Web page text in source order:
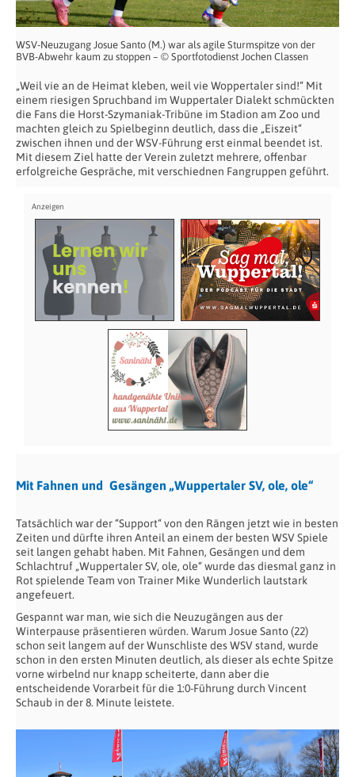
WSV-Neuzugang Josue Santo (M.) war als agile Sturmspitze von der
BVB-Abwehr kaum zu stoppen – © Sportfotodienst Jochen Classen
„Weil vie an de Heimat kleben, weil vie Woppertaler sind!“ Mit
einem riesigen Spruchband im Wuppertaler Dialekt schmückten
die Fans die Horst-Szymaniak-Tribüne im Stadion am Zoo und
machten gleich zu Spielbeginn deutlich, dass die „Eiszeit“
zwischen ihnen und der WSV-Führung erst einmal beendet ist.
Mit diesem Ziel hatte der Verein zuletzt mehrere, offenbar
erfolgreiche Gespräche, mit verschiednen Fangruppen geführt.
Mit Fahnen und Gesängen „Wuppertaler SV, ole, ole“
Tatsächlich war der “Support“ von den Rängen jetzt wie in besten
Zeiten und dürfte ihren Anteil an einem der besten WSV Spiele
seit langen gehabt haben. Mit Fahnen, Gesängen und dem
Schlachtruf „Wuppertaler SV, ole, ole“ wurde das diesmal ganz in
Rot spielende Team von Trainer Mike Wunderlich lautstark
angefeuert.
Gespannt war man, wie sich die Neuzugängen aus der
Winterpause präsentieren würden. Warum Josue Santo (22)
schon seit langem auf der Wunschliste des WSV stand, wurde
schon in den ersten Minuten deutlich, als dieser als echte Spitze
vorne wirbelnd nur knapp scheiterte, dann aber die
entscheidende Vorarbeit für die 1:0-Führung durch Vincent
Schaub in der 8. Minute leistete.